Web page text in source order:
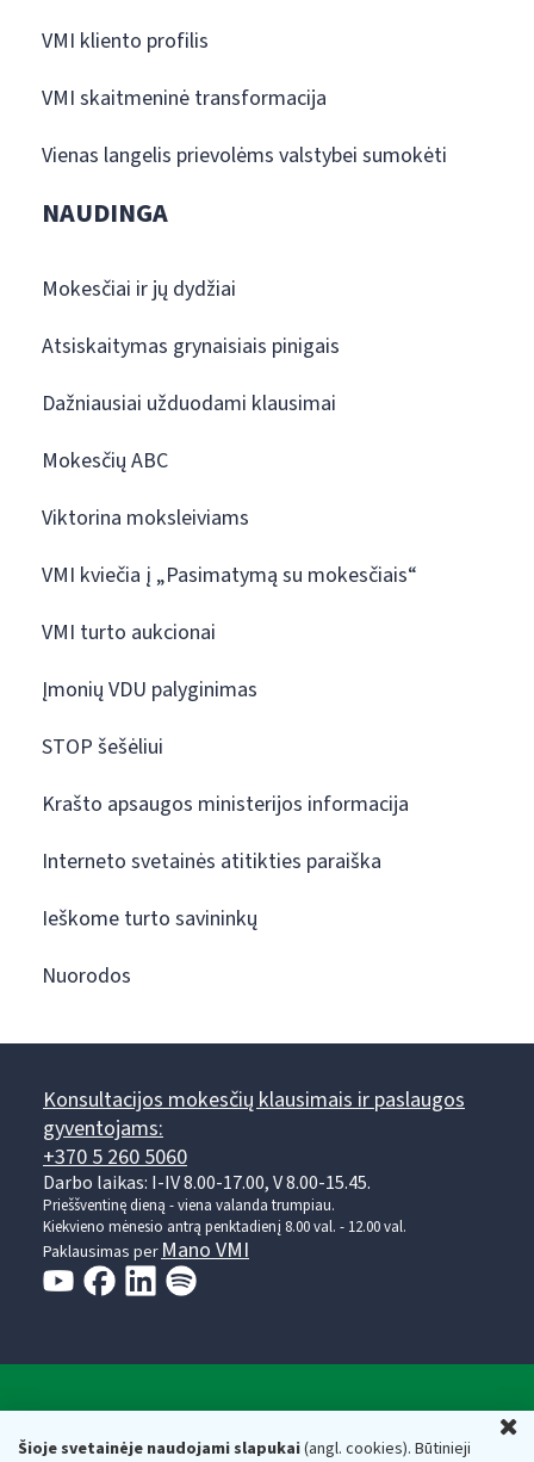
Šioje svetainėje naudojami slapukai(angl. cookies). Būtinieji
VMI kliento profilis
VMI skaitmeninė transformacija
Vienas langelis prievolėms valstybei sumokėti
NAUDINGA
Mokesčiai ir jų dydžiai
Atsiskaitymas grynaisiais pinigais
Dažniausiai užduodami klausimai
Mokesčių ABC
Viktorina moksleiviams
VMI kviečia į „Pasimatymą su mokesčiais“
VMI turto aukcionai
Įmonių VDU palyginimas
STOP šešėliui
Krašto apsaugos ministerijos informacija
Interneto svetainės atitikties paraiška
Ieškome turto savininkų
Nuorodos
Konsultacijos mokesčių klausimais ir paslaugos
gyventojams:
+370 5 260 5060
Darbo laikas: I-IV 8.00-17.00, V 8.00-15.45.
Prieššventinę dieną - viena valanda trumpiau.
Kiekvieno mėnesio antrą penktadienį 8.00 val. - 12.00 val.
Paklausimas per Mano VMI
Respublikos finansų ministerijos